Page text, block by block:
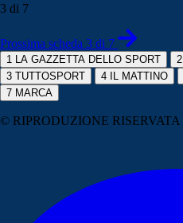
3 di 7
Prossima scheda 3 di 7
1 LA GAZZETTA DELLO SPORT 2
3 TUTTOSPORT 4 IL MATTINO
7 MARCA
© RIPRODUZIONE RISERVATA